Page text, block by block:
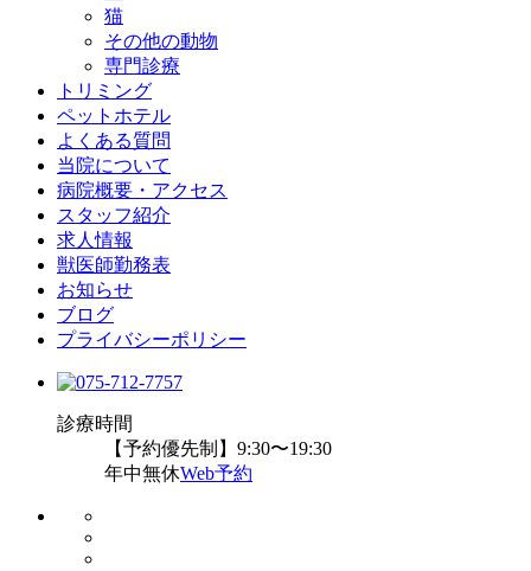
猫
その他の動物
専門診療
トリミング
ペットホテル
よくある質問
当院について
病院概要・アクセス
スタッフ紹介
求人情報
獣医師勤務表
お知らせ
ブログ
プライバシーポリシー
診療時間
【予約優先制】9:30〜19:30
年中無休Web予約